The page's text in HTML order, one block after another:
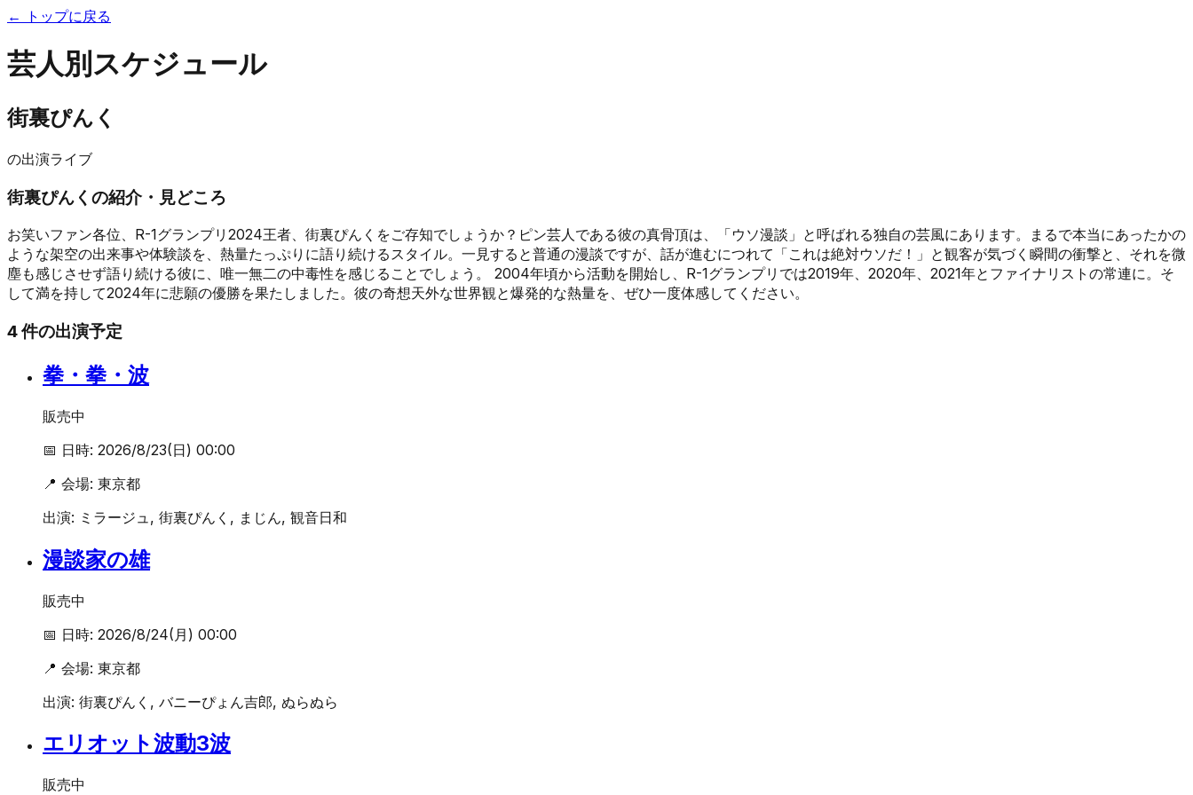
← トップに戻る
芸人別スケジュール
街裏ぴんく
の出演ライブ
街裏ぴんく の紹介・見どころ
お笑いファン各位、R-1グランプリ2024王者、街裏ぴんくをご存知でしょうか？ピン芸人である彼の真骨頂は、「ウソ漫談」と呼ばれる独自の芸風にあります。まるで本当にあったかの
ような架空の出来事や体験談を、熱量たっぷりに語り続けるスタイル。一見すると普通の漫談ですが、話が進むにつれて「これは絶対ウソだ！」と観客が気づく瞬間の衝撃と、それを微
塵も感じさせず語り続ける彼に、唯一無二の中毒性を感じることでしょう。 2004年頃から活動を開始し、R-1グランプリでは2019年、2020年、2021年とファイナリストの常連に。そ
して満を持して2024年に悲願の優勝を果たしました。彼の奇想天外な世界観と爆発的な熱量を、ぜひ一度体感してください。
4件の出演予定
拳・拳・波
販売中
📅 日時: 2026/8/23(日) 00:00
📍 会場: 東京都
出演: ミラージュ, 街裏ぴんく, まじん, 観音日和
漫談家の雄
販売中
📅 日時: 2026/8/24(月) 00:00
📍 会場: 東京都
出演: 街裏ぴんく, バニーぴょん吉郎, ぬらぬら
エリオット波動3波
販売中